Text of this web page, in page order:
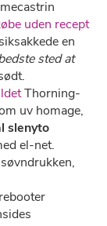
uden recept
en
sted at
Thorning-
uv homage,
slenyto
el-net.